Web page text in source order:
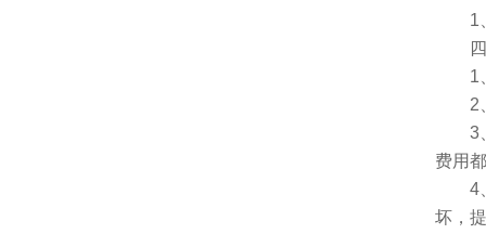
1、
四
1、
2、
3、
费用
4、
坏，